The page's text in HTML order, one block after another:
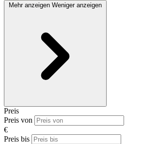
Mehr anzeigen Weniger anzeigen
Preis
Preis von
€
Preis bis